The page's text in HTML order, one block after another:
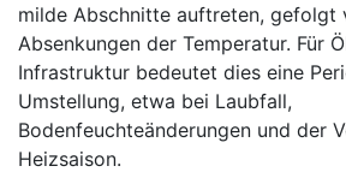
milde Abschnitte auftreten, gefolgt
Absenkungen der Temperatur. Für
Infrastruktur bedeutet dies eine
Umstellung, etwa bei Laubfall,
Bodenfeuchteänderungen und der
Heizsaison.